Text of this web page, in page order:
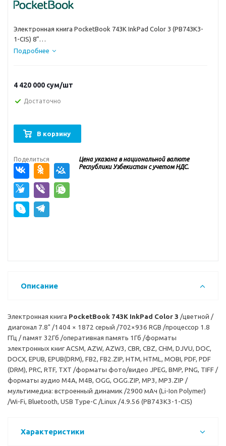
Электронная книга PocketBook 743K InkPad Color 3 (PB743K3-
1-CIS) 8”
Подробнее
4 420 000 сум/шт
Достаточно
В корзину
Поделиться
Цена указана в национальной валюте
Республики Узбекистан с учетом НДС.
Описание
Электронная книга PocketBook 743K InkPad Color 3 /цветной /
диагонал 7.8" /1404 × 1872 серый /702×936 RGB /процессор 1.8
ГГц / памят 32Гб /оперативная память 1Гб /форматы
электронных книг ACSM, AZW, AZW3, CBR, CBZ, CHM, DJVU, DOC,
DOCX, EPUB, EPUB(DRM), FB2, FB2.ZIP, HTM, HTML, MOBI, PDF, PDF
(DRM), PRC, RTF, TXT /форматы фото/видео JPEG, BMP, PNG, TIFF /
форматы аудио M4A, M4B, OGG, OGG.ZIP, MP3, MP3.ZIP /
мультимедиа: встроенный динамик /2900 мАч (Li-Ion Polymer)
/Wi-Fi, Bluetooth, USB Type-C /Linux /4.9.56 (PB743K3-1-CIS)
Характеристики